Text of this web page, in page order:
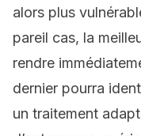
alors plus
pareil cas, la
rendre
dernier pourra
un traitement